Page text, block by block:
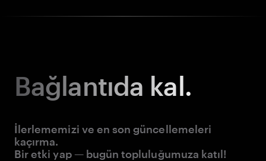
Bağlantıda kal.
İlerlememizi ve en son güncellemeleri
kaçırma.
Bir etki yap — bugün topluluğumuza katıl!